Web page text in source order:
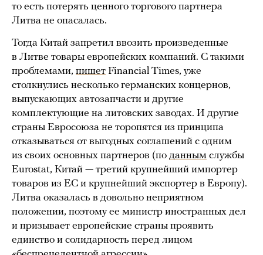
то есть потерять ценного торгового партнера
Литва не опасалась.
Тогда Китай запретил ввозить произведенные
в Литве товары европейских компаний. С такими
проблемами, пишет Financial Times, уже
столкнулись несколько германских концернов,
выпускающих автозапчасти и другие
комплектующие на литовских заводах. И другие
страны Евросоюза не торопятся из принципа
отказываться от выгодных соглашений с одним
из своих основных партнеров (по данным службы
Eurostat, Китай — третий крупнейший импортер
товаров из ЕС и крупнейший экспортер в Европу).
Литва оказалась в довольно неприятном
положении, поэтому ее министр иностранных дел
и призывает европейские страны проявить
единство и солидарность перед лицом